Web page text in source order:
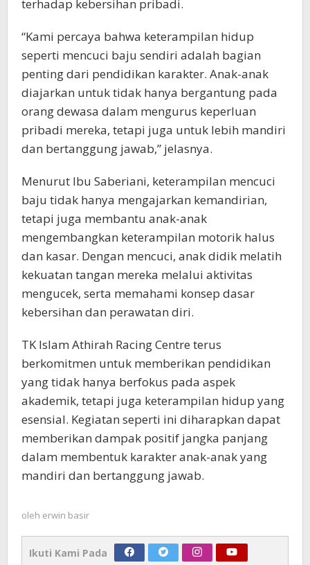
terhadap kebersihan pribadi.
“Kami percaya bahwa keterampilan hidup
seperti mencuci baju sendiri adalah bagian
penting dari pendidikan karakter. Anak-anak
diajarkan untuk tidak hanya bergantung pada
orang dewasa dalam mengurus keperluan
pribadi mereka, tetapi juga untuk lebih mandiri
dan bertanggung jawab,” jelasnya.
Menurut Ibu Saberiani, keterampilan mencuci
baju tidak hanya mengajarkan kemandirian,
tetapi juga membantu anak-anak
mengembangkan keterampilan motorik halus
dan kasar. Dengan mencuci, anak didik melatih
kekuatan tangan mereka melalui aktivitas
mengucek, serta memahami konsep dasar
kebersihan dan perawatan diri.
TK Islam Athirah Racing Centre terus
berkomitmen untuk memberikan pendidikan
yang tidak hanya berfokus pada aspek
akademik, tetapi juga keterampilan hidup yang
esensial. Kegiatan seperti ini diharapkan dapat
memberikan dampak positif jangka panjang
dalam membentuk karakter anak-anak yang
mandiri dan bertanggung jawab.
oleh erwin basir
Ikuti Kami Pada